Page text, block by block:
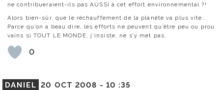
ne contribueraient-ils pas AUSSI à cet effort environnemental ?!
Alors bien-sûr, que le réchauffement de la planète va plus vite..
Parce qu’on a beau dire, les efforts ne peuvent qu’être peu ou prou
vains si TOUT LE MONDE, j’insiste, ne s’y met pas.
0
DANIEL 20 OCT 2008 - 10 :35